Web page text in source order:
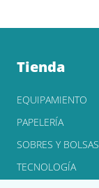
Tienda
EQUIPAMIENTO
PAPELERÍA
SOBRES Y BOLSAS
TECNOLOGÍA